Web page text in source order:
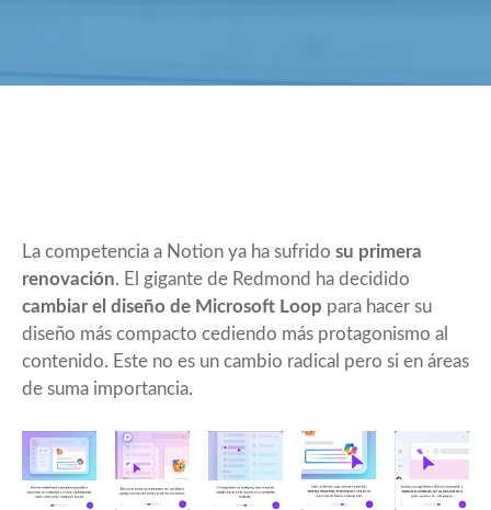
La competencia a Notion ya ha sufrido su primera
renovación. El gigante de Redmond ha decidido
cambiar el diseño de Microsoft Loop para hacer su
diseño más compacto cediendo más protagonismo al
contenido. Este no es un cambio radical pero si en áreas
de suma importancia.